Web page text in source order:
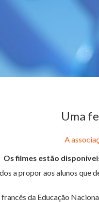
Uma
A
Os filmes estão
a propor aos alunos que
da Educação